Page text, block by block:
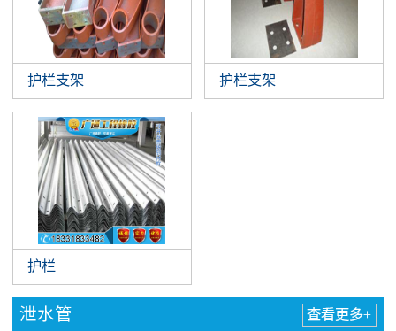
护栏支架 护栏支架
护栏
泄水管 查看更多+